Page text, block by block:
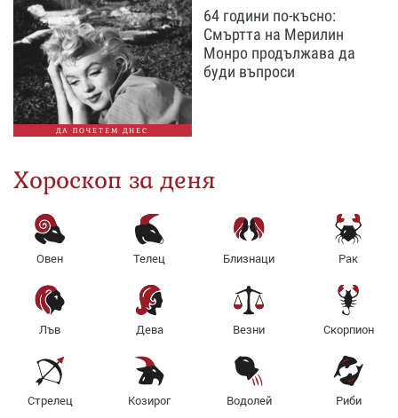
ДА ПОЧЕТЕМ ДНЕС
64 години по-късно:
Смъртта на Мерилин
Монро продължава да
буди въпроси
Хороскоп за деня
Овен Телец Близнаци Рак
Лъв Дева Везни Скорпион
Стрелец Козирог Водолей Риби